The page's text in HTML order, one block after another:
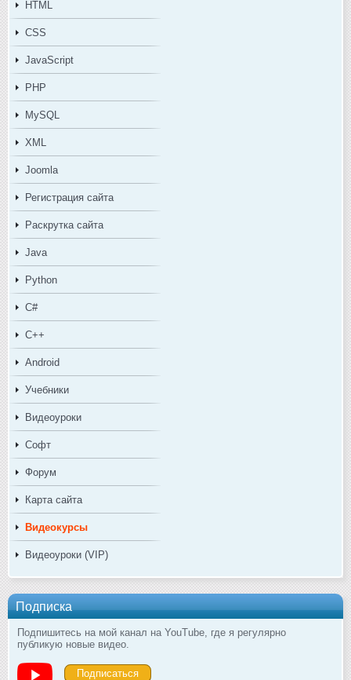
HTML
CSS
JavaScript
PHP
MySQL
XML
Joomla
Регистрация сайта
Раскрутка сайта
Java
Python
C#
C++
Android
Учебники
Видеоуроки
Софт
Форум
Карта сайта
Видеокурсы
Видеоуроки (VIP)
Подписка
Подпишитесь на мой канал на YouTube, где я регулярно
публикую новые видео.
Подписаться